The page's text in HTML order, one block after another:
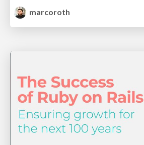
marcoroth